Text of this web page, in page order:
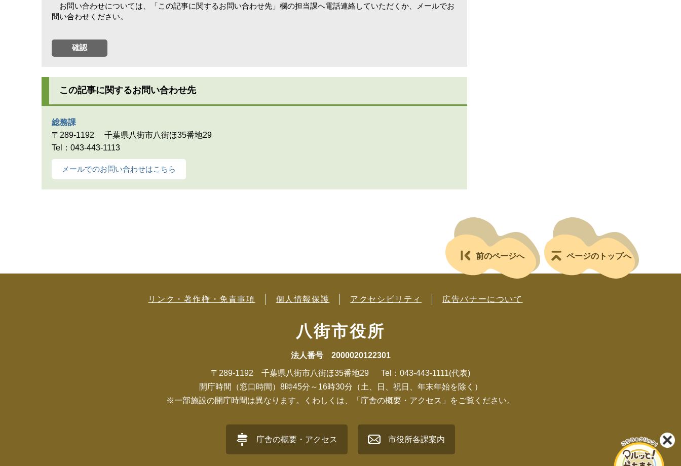
お問い合わせについては、「この記事に関するお問い合わせ先」欄の担当課へ電話連絡していただくか、メールでお
問い合わせください。
この記事に関するお問い合わせ先
総務課
〒289-1192
千葉県八街市八街ほ35番地29
Tel：043-443-1113
メールでのお問い合わせはこちら
前のページへ ページのトップへ
リンク・著作権・免責事項 個人情報保護 アクセシビリティ 広告バナーについて
八街市役所
法人番号 2000020122301
〒289-1192 千葉県八街市八街ほ35番地29
Tel：043-443-1111(代表)
開庁時間（窓口時間）8時45分～16時30分（土、日、祝日、年末年始を除く）
※一部施設の開庁時間は異なります。くわしくは、「庁舎の概要・アクセス」をご覧ください。
庁舎の概要・アクセス 市役所各課案内